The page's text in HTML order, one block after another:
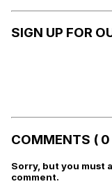
SIGN UP FOR
COMMENTS ( 0
Sorry, but you must
comment.